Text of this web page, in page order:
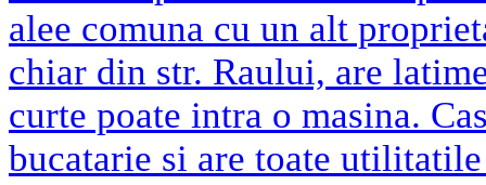
alee comuna cu un alt
chiar din str. Raului, are
curte poate intra o masina.
bucatarie si are toate